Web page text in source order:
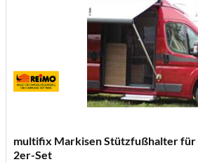
multifix Markisen Stützfußhalter für
2er-Set